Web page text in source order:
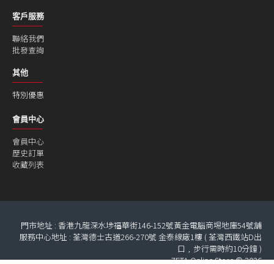
客戶服務
聯絡我們
批發查詢
其他
特別優惠
會員中心
會員中心
歷史訂單
收藏列表
門市地址 : 香港九龍深水埗福華街146-152號黃金電腦商埸地庫54號舖
服務中心地址 : 荃灣德士古道266-270號 金泰線廠1樓 ( 荃灣西鐵站D出
口﹐步行需時約10分鐘 )
ZETA Online Store © 2026